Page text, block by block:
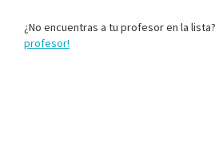
¿No encuentras a tu profesor en la lista?
profesor!